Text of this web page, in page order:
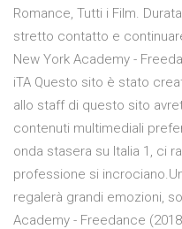
Romance, Tutti i Film.
stretto contatto e
New York Academy -
iTA Questo sito è stato
allo staff di questo sito
contenuti multimediali
onda stasera su Italia 1, ci
professione si
regalerà grandi emozioni,
Academy - Freedance